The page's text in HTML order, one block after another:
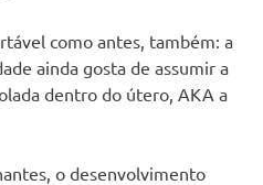
como antes, também: a
ainda gosta de assumir a
dentro do útero, AKA a
o desenvolvimento